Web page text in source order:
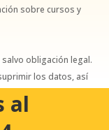
sobre cursos y
obligación legal.
los datos, así
de privacidad.
al